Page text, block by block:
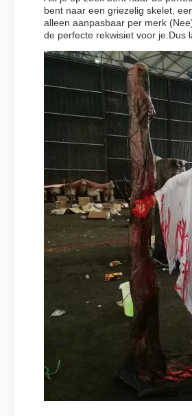
bent naar een griezelig skelet,
alleen aanpasbaar per merk
de perfecte rekwisiet voor je.Dus